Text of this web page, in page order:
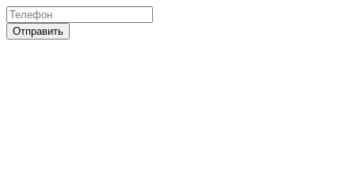
Отправить